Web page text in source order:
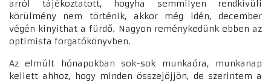
arról tájékoztatott, hogyha semmilyen rendkívüli
körülmény nem történik, akkor még idén, december
végén kinyithat a fürdő. Nagyon reménykedünk ebben az
optimista forgatókönyvben.
Az elmúlt hónapokban sok-sok munkaóra, munkanap
kellett ahhoz, hogy minden összejöjjön, de szerintem a